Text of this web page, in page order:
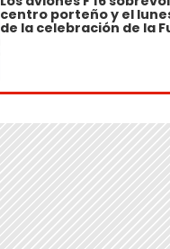
centro porteño y el
de la celebración de la